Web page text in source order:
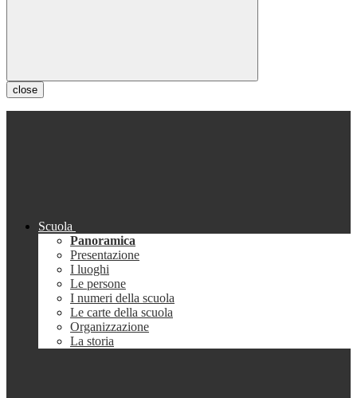
close
Scuola
Panoramica
Presentazione
I luoghi
Le persone
I numeri della scuola
Le carte della scuola
Organizzazione
La storia